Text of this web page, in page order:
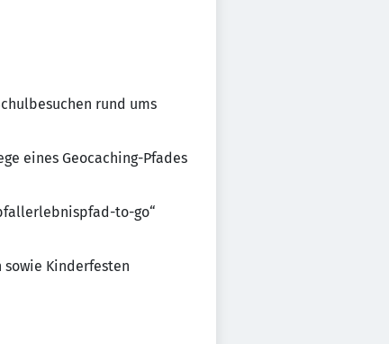
rund ums
eines Geocaching-Pfades
to-go“
Kinderfesten